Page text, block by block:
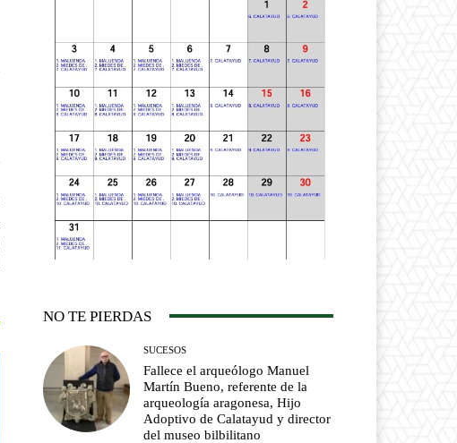
NO TE PIERDAS
SUCESOS
Fallece el arqueólogo Manuel
Martín Bueno, referente de la
arqueología aragonesa, Hijo
Adoptivo de Calatayud y director
del museo bilbilitano